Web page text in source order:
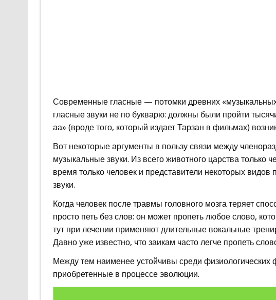
Современные гласные — потомки древних
гласные звуки не по букварю: должны были пройти
аа» (вроде того, который издает Тарзан в фильмах)
Вот некоторые аргументы в пользу связи между
музыкальные звуки. Из всего животного царства только
время только человек и представители некоторых
звуки.
Когда человек после травмы головного мозга теряет
просто петь без слов: он может пропеть любое слово,
тут при лечении применяют длительные вокальные
Давно уже известно, что заикам часто легче пропеть
Между тем наименее устойчивы среди
приобретенные в процессе эволюции.